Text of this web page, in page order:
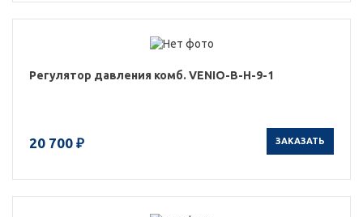
Регулятор давления комб. VENIO-В-Н-9-1
20 700 ₽ ЗАКАЗАТЬ